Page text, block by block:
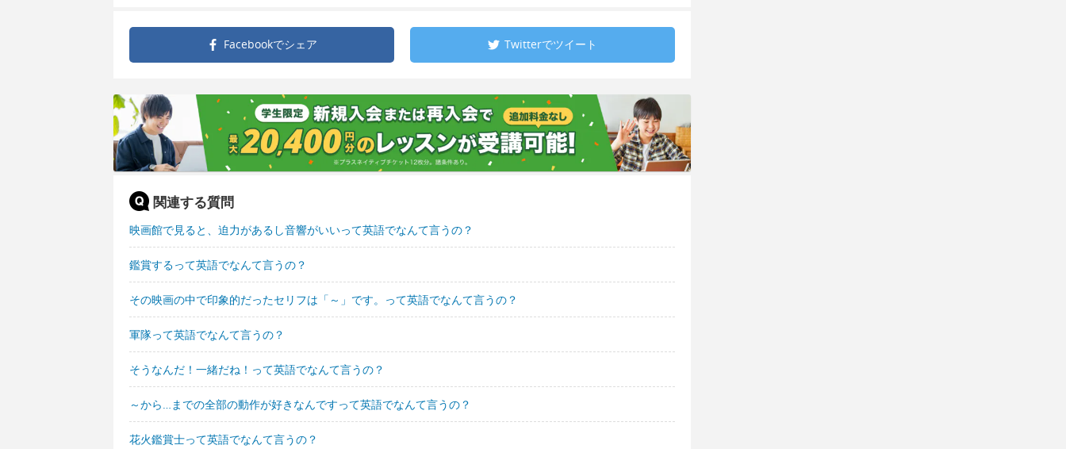
Facebookでシェア Twitterでツイート
関連する質問
映画館で見ると、迫力があるし音響がいいって英語でなんて言うの？
鑑賞するって英語でなんて言うの？
その映画の中で印象的だったセリフは「～」です。って英語でなんて言うの？
軍隊って英語でなんて言うの？
そうなんだ！一緒だね！って英語でなんて言うの？
～から…までの全部の動作が好きなんですって英語でなんて言うの？
花火鑑賞士って英語でなんて言うの？